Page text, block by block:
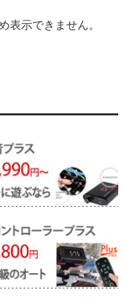
表示できません。